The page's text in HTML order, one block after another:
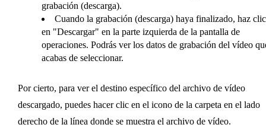
grabación (descarga).
Cuando la grabación (descarga) haya finalizado, haz clic
en "Descargar" en la parte izquierda de la pantalla de
operaciones. Podrás ver los datos de grabación del vídeo
acabas de seleccionar.
Por cierto, para ver el destino específico del archivo de vídeo
descargado, puedes hacer clic en el icono de la carpeta en el lado
derecho de la línea donde se muestra el archivo de vídeo.